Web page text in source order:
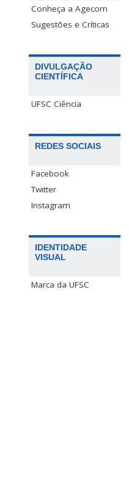
Conheça a Agecom
Sugestões e Críticas
DIVULGAÇÃO
CIENTÍFICA
UFSC Ciência
REDES SOCIAIS
Facebook
Twitter
Instagram
IDENTIDADE
VISUAL
Marca da UFSC